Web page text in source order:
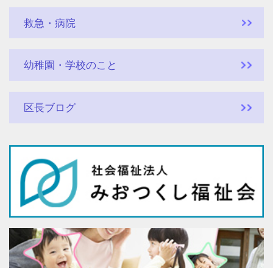
救急・病院
幼稚園・学校のこと
区長ブログ